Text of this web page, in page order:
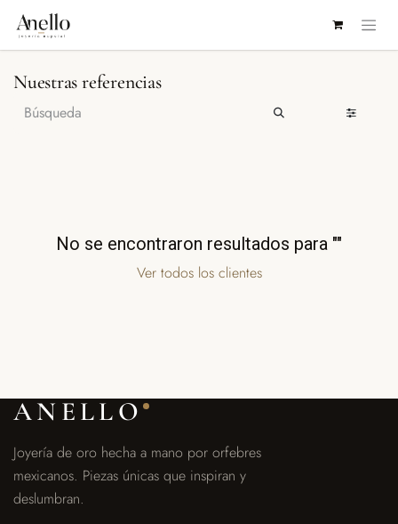
Nuestras referencias
No se encontraron resultados para ""
Ver todos los clientes
ANELLO
Joyería de oro hecha a mano por orfebres
mexicanos. Piezas únicas que inspiran y
deslumbran.